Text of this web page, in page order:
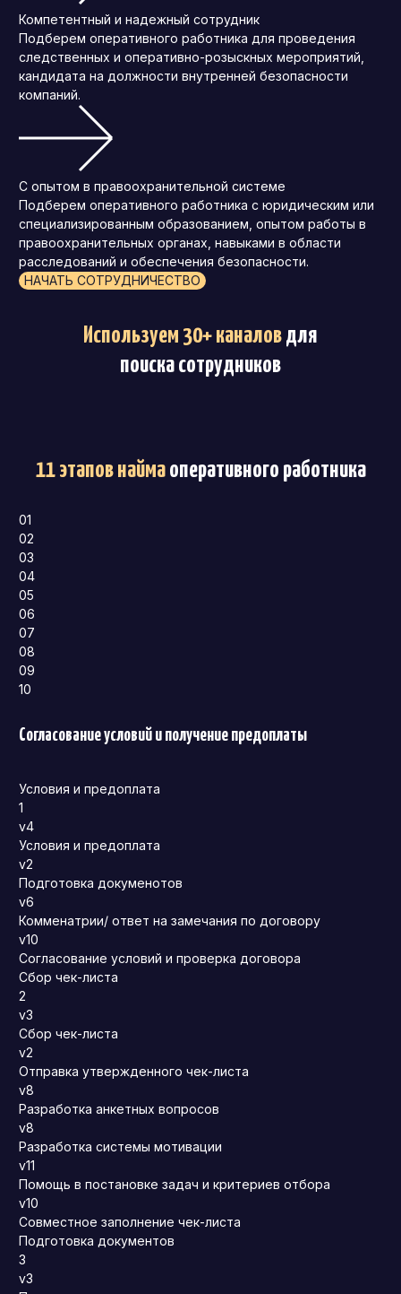
Компетентный и надежный сотрудник
Подберем оперативного работника для проведения
следственных и оперативно-розыскных мероприятий,
кандидата на должности внутренней безопасности
компаний.
С опытом в правоохранительной системе
Подберем оперативного работника с юридическим или
специализированным образованием, опытом работы в
правоохранительных органах, навыками в области
расследований и обеспечения безопасности.
НАЧАТЬ СОТРУДНИЧЕСТВО
Используем 30+ каналовдля
поиска сотрудников
11 этапов найма оперативного работника
01
02
03
04
05
06
07
08
09
10
Согласование условий и получение предоплаты
Условия и предоплата
1
v4
Условия и предоплата
v2
Подготовка докуменотов
v6
Комменатрии/ ответ на замечания по договору
v10
Согласование условий и проверка договора
Сбор чек-листа
2
v3
Сбор чек-листа
v2
Отправка утвержденного чек-листа
v8
Разработка анкетных вопросов
v8
Разработка системы мотивации
v11
Помощь в постановке задач и критериев отбора
v10
Совместное заполнение чек-листа
Подготовка документов
3
v3